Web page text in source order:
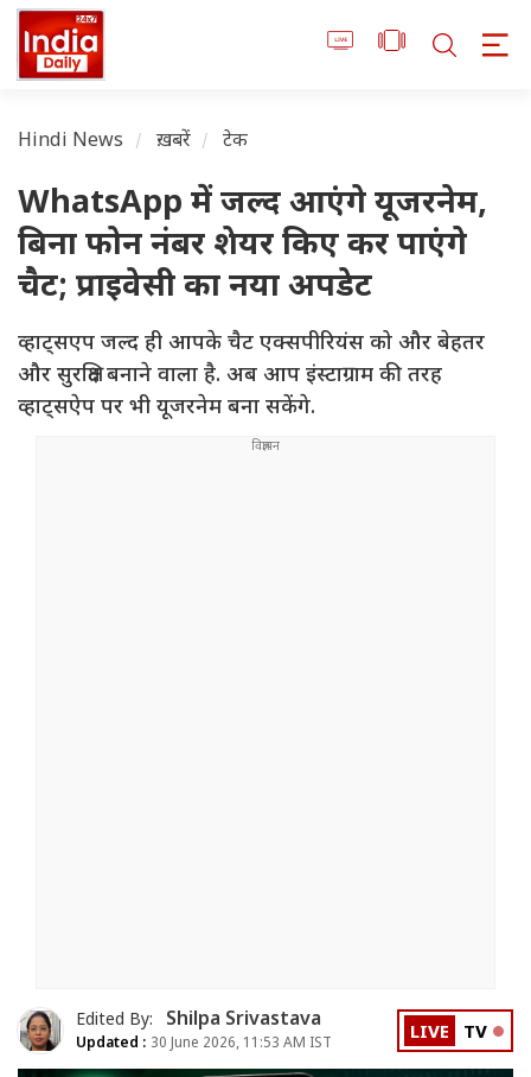
Hindi News ख़बरें टेक
WhatsApp में जल्द आएंगे यूजरनेम,
बिना फोन नंबर शेयर किए कर पाएंगे
चैट; प्राइवेसी का नया अपडेट
व्हाट्सएप जल्द ही आपके चैट एक्सपीरियंस को और बेहतर
और सुरक्षित बनाने वाला है. अब आप इंस्टाग्राम की तरह
व्हाट्सऐप पर भी यूजरनेम बना सकेंगे.
Edited By: Shilpa Srivastava
Updated : 30 June 2026, 11:53 AM IST LIVE TV